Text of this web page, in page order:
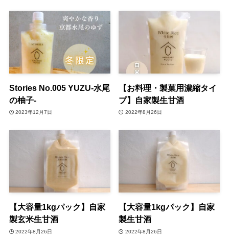
Stories No.005 YUZU-水尾
の柚子-
2023年12月7日
【お料理・製菓用濃縮タイ
プ】自家製生甘酒
2022年8月26日
【大容量1kgパック】自家
製玄米生甘酒
2022年8月26日
【大容量1kgパック】自家
製生甘酒
2022年8月26日